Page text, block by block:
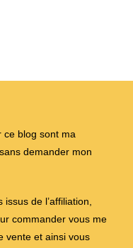
ce blog sont ma
demander mon
de l’affiliation,
commander vous me
vente et ainsi vous